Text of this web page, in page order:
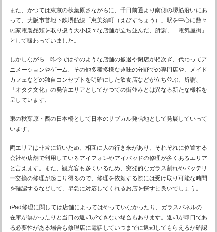
また、かつては東京の秋葉原さながらに、千日前通より南側の堺筋沿いにあ
って、大阪市営地下鉄堺筋線「恵美須町（えびすちょう）」駅を中心に数々
の家電製品類を取り扱う大小様々な店舗が立ち並んだ、所謂、「電気屋街」
として賑わっていました。
しかしながら、昨今ではそのような店舗の撤退や閉店が相次ぎ、代わってア
ニメーションやゲーム、その他多種多様な趣味の分野での専門店や、メイド
カフェなどの独自コンセプトを明確にした飲食店などが立ち並ぶ、所謂、
「オタク文化」の発信エリアとしてかつての街並みとは異なる新たな様相を
呈しています。
東の秋葉原・西の日本橋として日本のサブカル発信地として発展していって
います。
両エリアは非常に近いため、相互に人の行き来があり、それぞれに位置する
会社や店舗で利用しているアイフォンやアイパッドの修理が多くあるエリア
と言えます。また、観光客も多くいるため、突発的なガラス割れやバッテリ
ー交換の修理が起こり得るので、修理を依頼する際には受け取り可能な時間
を確認するなどして、早急に対応してくれるお店を探すと良いでしょう。
iPad修理に関しては店舗によってはやっていなかったり、ガラスパネルの
在庫が無かったりと当日の返却ができない場合もあります。返却が即日であ
る必要性がある場合も修理店に電話していつまでに返却してもらえるか確認